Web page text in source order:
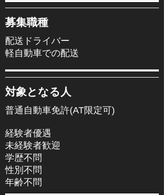
​募集職種
配送ドライバー
軽自動車での配送
​対象となる人
普通自動車免許(AT限定可)
経験者優遇
未経験者歓迎
学歴不問
性別不問
年齢不問